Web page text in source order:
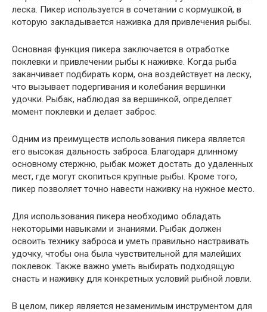
леска. Пикер используется в сочетании с кормушкой, в
которую закладывается наживка для привлечения рыбы.
Основная функция пикера заключается в отработке
поклевки и привлечении рыбы к наживке. Когда рыба
заканчивает подбирать корм, она воздействует на леску,
что вызывает подергивания и колебания вершинки
удочки. Рыбак, наблюдая за вершинкой, определяет
момент поклевки и делает заброс.
Одним из преимуществ использования пикера является
его высокая дальность заброса. Благодаря длинному
основному стержню, рыбак может достать до удаленных
мест, где могут скопиться крупные рыбы. Кроме того,
пикер позволяет точно навести наживку на нужное место.
Для использования пикера необходимо обладать
некоторыми навыками и знаниями. Рыбак должен
освоить технику заброса и уметь правильно настраивать
удочку, чтобы она была чувствительной для малейших
поклевок. Также важно уметь выбирать подходящую
снасть и наживку для конкретных условий рыбной ловли.
В целом, пикер является незаменимым инструментом для